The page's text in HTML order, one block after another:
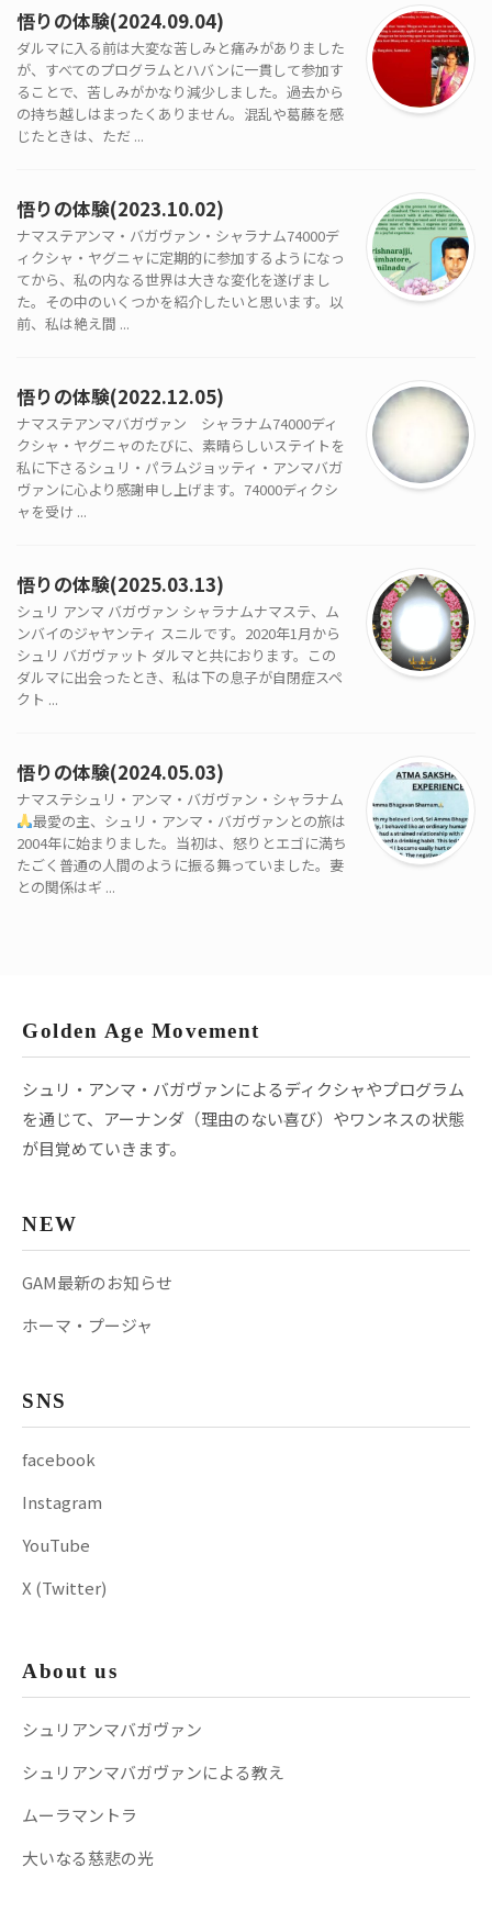
悟りの体験(2024.09.04)
ダルマに入る前は大変な苦しみと痛みがありました
が、すべてのプログラムとハバンに一貫して参加す
ることで、苦しみがかなり減少しました。過去から
の持ち越しはまったくありません。混乱や葛藤を感
じたときは、ただ ...
悟りの体験(2023.10.02)
ナマステアンマ・バガヴァン・シャラナム74000デ
ィクシャ・ヤグニャに定期的に参加するようになっ
てから、私の内なる世界は大きな変化を遂げまし
た。その中のいくつかを紹介したいと思います。以
前、私は絶え間 ...
悟りの体験(2022.12.05)
ナマステアンマバガヴァン シャラナム74000ディ
クシャ・ヤグニャのたびに、素晴らしいステイトを
私に下さるシュリ・パラムジョッティ・アンマバガ
ヴァンに心より感謝申し上げます。74000ディクシ
ャを受け ...
悟りの体験(2025.03.13)
シュリ アンマ バガヴァン シャラナムナマステ、ム
ンバイのジャヤンティ スニルです。2020年1月から
シュリ バガヴァット ダルマと共におります。この
ダルマに出会ったとき、私は下の息子が自閉症スペ
クト ...
悟りの体験(2024.05.03)
ナマステシュリ・アンマ・バガヴァン・シャラナム
最愛の主、シュリ・アンマ・バガヴァンとの旅は
2004年に始まりました。当初は、怒りとエゴに満ち
たごく普通の人間のように振る舞っていました。妻
との関係はギ ...
Golden Age Movement
シュリ・アンマ・バガヴァンによるディクシャやプログラム
を通じて、アーナンダ（理由のない喜び）やワンネスの状態
が目覚めていきます。
NEW
GAM最新のお知らせ
ホーマ・プージャ
SNS
facebook
Instagram
YouTube
X (Twitter)
About us
シュリアンマバガヴァン
シュリアンマバガヴァンによる教え
ムーラマントラ
大いなる慈悲の光